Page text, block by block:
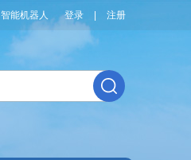
智能机器人 登录 注册